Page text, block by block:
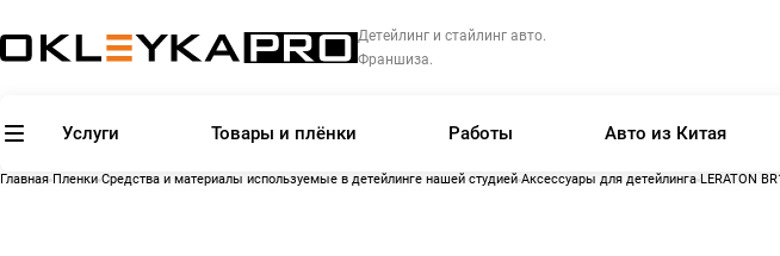
Детейлинг и стайлинг авто.
Франшиза.
Услуги Товары и плёнки Работы Авто из Китая
Главная Пленки Средства и материалы используемые в детейлинге нашей студией Аксессуары для детейлинга LERATON